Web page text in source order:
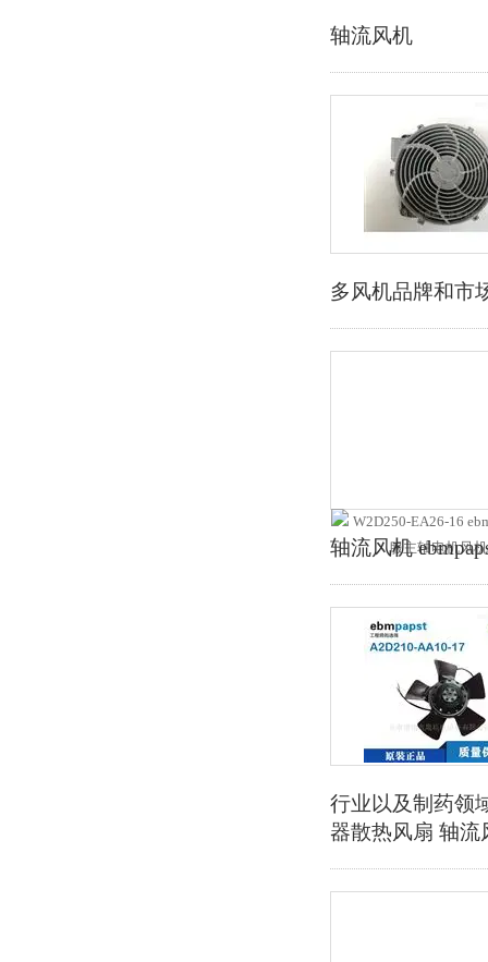
轴流风机
多风机品牌和市
轴流风机
行业以及制药领
器散热风扇 轴流